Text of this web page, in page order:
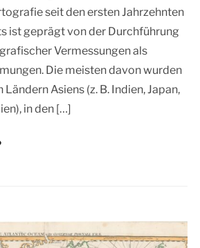
seit den ersten Jahrzehnten
ist geprägt von der Durchführung
Vermessungen als
Die meisten davon wurden
Ländern Asiens (z. B. Indien, Japan,
in den […]